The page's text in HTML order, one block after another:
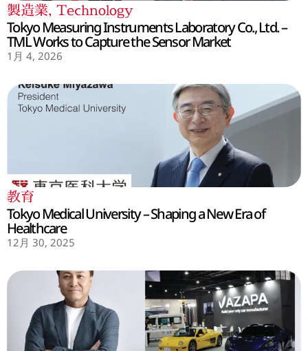
製造業, Technology
Tokyo Measuring Instruments Laboratory Co., Ltd. –
TML Works to Capture the Sensor Market
1月 4, 2026
教育
Tokyo Medical University – Shaping a New Era of
Healthcare
12月 30, 2025